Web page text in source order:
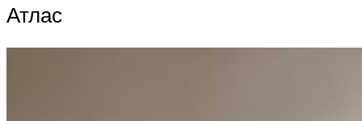
Атлас